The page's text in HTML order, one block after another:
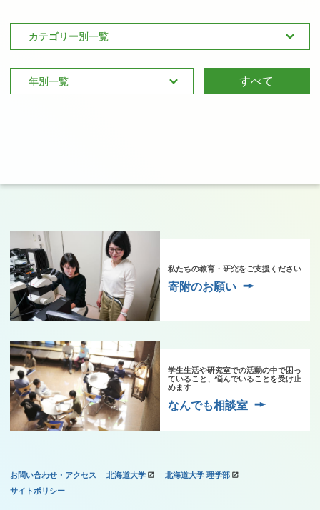
すべて
私たちの教育・研究をご支援ください
寄附のお願い
学生生活や研究室での活動の中で困っ
ていること、悩んでいることを受け止
めます
なんでも相談室
お問い合わせ・アクセス 北海道大学
北海道大学 理学部
サイトポリシー